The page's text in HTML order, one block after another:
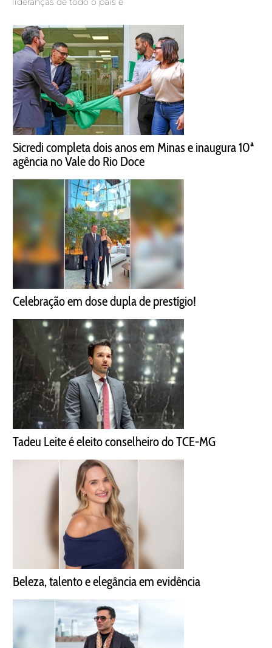
Sicredi completa dois anos em Minas e inaugura 10ª
agência no Vale do Rio Doce
Celebração em dose dupla de prestígio!
Tadeu Leite é eleito conselheiro do TCE-MG
Beleza, talento e elegância em evidência